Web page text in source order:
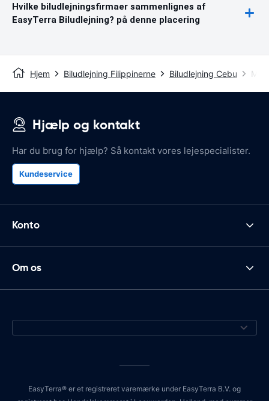
Hvilke biludlejningsfirmaer sammenlignes af
EasyTerra Biludlejning? på denne placering
Hjem Biludlejning Filippinerne Biludlejning Cebu
Hjælp og kontakt
Har du brug for hjælp? Så kontakt vores lejespecialister.
Kundeservice
Konto
Om os
EasyTerra® er et registreret varemærke under EasyTerra B.V. og